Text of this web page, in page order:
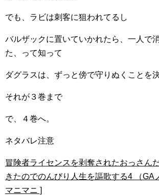
でも、ラビは刺客に狙われてるし
バルザックに置いていかれたら、一人で
た、って知って
ダグラスは、ずっと傍で守りぬくことを
それが３巻まで
で、４巻へ。
ネタバレ注意
冒険者ライセンスを剥奪されたおっさん
きたのでのんびり人生を謳歌する4 （GA
マニマニ ]